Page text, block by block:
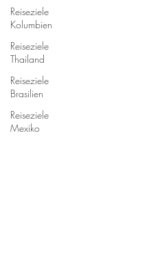
Reiseziele
Kolumbien
Reiseziele
Thailand
Reiseziele
Brasilien
Reiseziele
Mexiko